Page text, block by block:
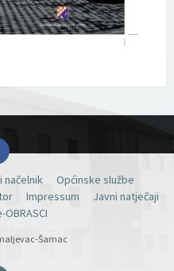
Facebook
načelnik
Općinske službe
Impressum
Javni natječaji
OBRASCI
Šamac